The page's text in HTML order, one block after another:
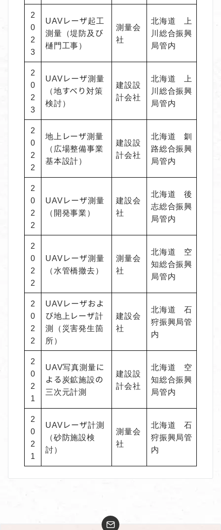
2
0
2
3
UAVレーザ起工
測量（堤防及び
樋門工事）
測量会
社
北海道 上
川総合振興
局管内
2
0
2
3
UAVレーザ測量
（地すべり対策
検討）
建設設
計会社
北海道 上
川総合振興
局管内
2
0
2
2
地上レーザ測量
（広場整備事業
基本設計）
建設設
計会社
北海道 釧
路総合振興
局管内
2
0
2
2
UAVレーザ測量
（開発事業）
建設会
社
北海道 後
志総合振興
局管内
2
0
2
2
UAVレーザ測量
（水管橋撤去）
測量会
社
北海道 空
知総合振興
局管内
2
0
2
2
UAVレーザおよ
び地上レーザ計
測（災害発生箇
所）
建設会
社
北海道 石
狩振興局管
内
2
0
2
1
UAV写真測量に
よる炭鉱施設の
三次元計測
建設設
計会社
北海道 空
知総合振興
局管内
2
0
2
1
UAVレーザ計測
（砂防施設検
討）
測量会
社
北海道 石
狩振興局管
内